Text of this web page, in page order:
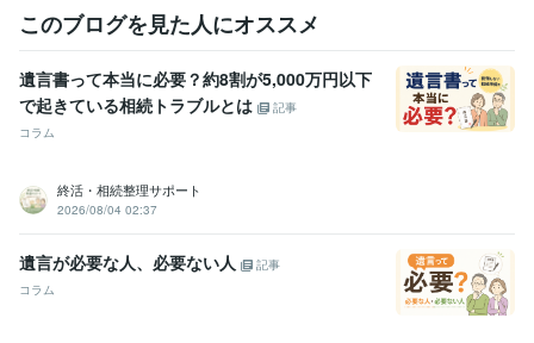
このブログを見た人にオススメ
遺言書って本当に必要？約8割が5,000万円以下
で起きている相続トラブルとは
記事
コラム
終活・相続整理サポート
2026/08/04 02:37
遺言が必要な人、必要ない人
記事
コラム